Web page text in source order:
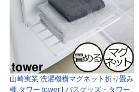
山崎実業 洗濯機横マグネット折り畳み
棚 タワー tower | バスグッズ・タワー